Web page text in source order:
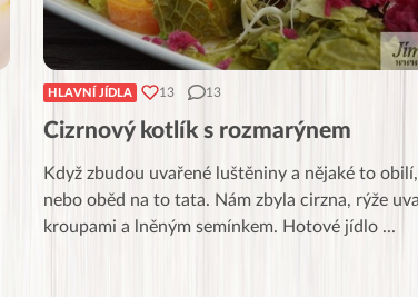
HLAVNÍ JÍDLA 13 13
Cizrnový kotlík s rozmarýnem
Když zbudou uvařené luštěniny a nějaké to
nebo oběd na to tata. Nám zbyla cirzna, rýže
kroupami a lněným semínkem. Hotové jídlo ...